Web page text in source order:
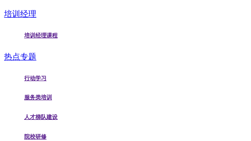
培训经理
培训经理课程
热点专题
行动学习
服务类培训
人才梯队建设
院校研修